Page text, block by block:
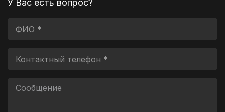
У Вас есть вопрос?